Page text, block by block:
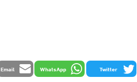
Twitter
WhatsApp
Email